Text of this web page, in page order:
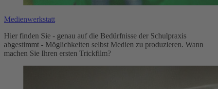
Medienwerkstatt
Hier finden Sie - genau auf die Bedürfnisse der Schulpraxis
abgestimmt - Möglichkeiten selbst Medien zu produzieren. Wann
machen Sie Ihren ersten Trickfilm?